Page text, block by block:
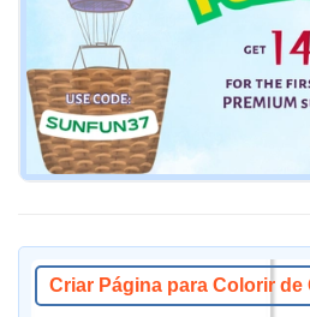
Criar Página para Colorir de